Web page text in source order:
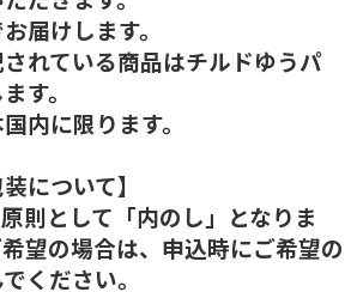
届けします。
れている商品はチルドゆうパ
す。
内に限ります。
について】
則として「内のし」となりま
望の場合は、申込時にご希望の
ください。